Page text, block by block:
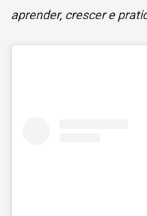
aprender, crescer e